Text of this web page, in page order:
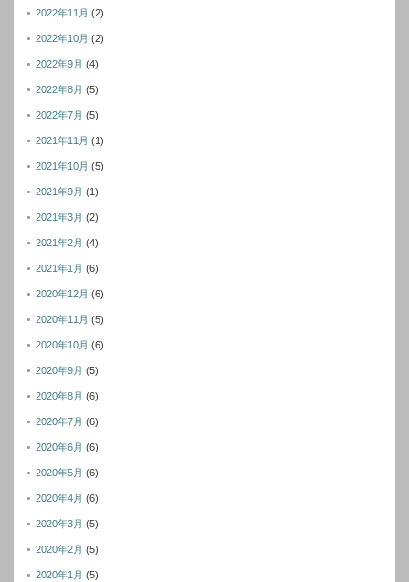
2022年11月 (2)
2022年10月 (2)
2022年9月 (4)
2022年8月 (5)
2022年7月 (5)
2021年11月 (1)
2021年10月 (5)
2021年9月 (1)
2021年3月 (2)
2021年2月 (4)
2021年1月 (6)
2020年12月 (6)
2020年11月 (5)
2020年10月 (6)
2020年9月 (5)
2020年8月 (6)
2020年7月 (6)
2020年6月 (6)
2020年5月 (6)
2020年4月 (6)
2020年3月 (5)
2020年2月 (5)
2020年1月 (5)